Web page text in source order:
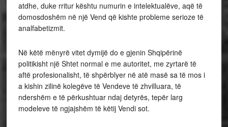
atdhe, duke rritur kështu numurin e intelektualëve, aqë të
domosdoshëm në një Vend që kishte probleme serioze të
analfabetizmit.
Në këtë mënyrë vitet dymijë do e gjenin Shqipërinë
politikisht një Shtet normal e me autoritet, me zyrtarë të
aftë profesionalisht, të shpërblyer në atë masë sa të mos i
a kishin zilinë kolegëve të Vendeve të zhvilluara, të
ndershëm e të përkushtuar ndaj detyrës, tepër larg
modeleve të ngjajshëm të këtij Vendi sot.